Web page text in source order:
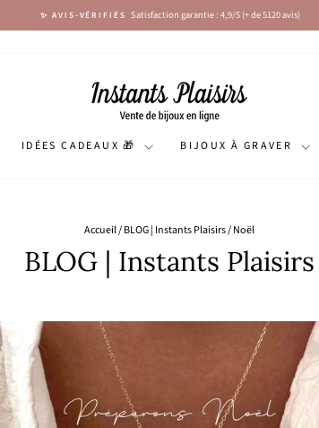
Diaporama
✨ AVIS-VÉRIFIÉS Satisfaction garantie : 4,9/5 (+ de 5120 avis)
IDÉES CADEAUX 🎁 BIJOUX À GRAVER
Accueil/BLOG | Instants Plaisirs/Noël
BLOG | Instants Plaisirs